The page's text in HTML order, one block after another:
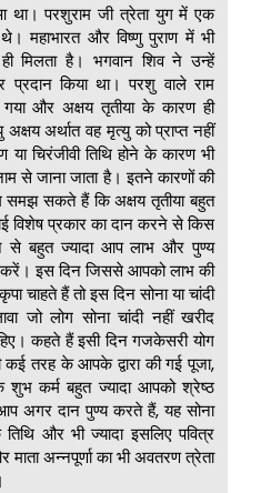
था। परशुराम जी त्रेता युग में एक
महाभारत और विष्णु पुराण में भी
मिलता है। भगवान शिव ने उन्हें
किया था। परशु वाले राम
और अक्षय तृतीया के कारण ही
अर्थात वह मृत्यु को प्राप्त नहीं
चिरंजीवी तिथि होने के कारण भी
से जाना जाता है। इतने कारणों की
सकते हैं कि अक्षय तृतीया बहुत
विशेष प्रकार का दान करने से किस
से बहुत ज्यादा आप लाभ और पुण्य
इस दिन जिससे आपको लाभ की
चाहते हैं तो इस दिन सोना या चांदी
जो लोग सोना चांदी नहीं खरीद
कहते हैं इसी दिन गजकेसरी योग
तरह के आपके द्वारा की गई पूजा,
शुभ कर्म बहुत ज्यादा आपको श्रेष्ठ
अगर दान पुण्य करते हैं, यह सोना
और भी ज्यादा इसलिए पवित्र
माता अन्नपूर्णा का भी अवतरण त्रेता